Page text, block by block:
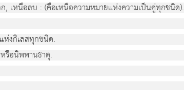
เหนือลบ : (คือเหนือความหมายแห่งความเป็นคู่ทุกชนิด).
งกิเลสทุกชนิด.
รือนิพพานธาตุ.